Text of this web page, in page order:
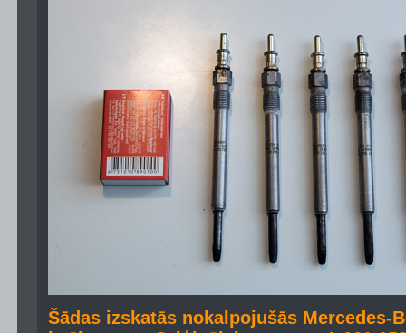
Šādas izskatās nokalpojušās Mercedes-